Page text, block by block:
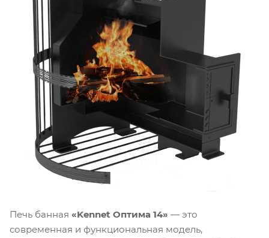
Печь банная «Kennet Оптима 14» — это
современная и функциональная модель,